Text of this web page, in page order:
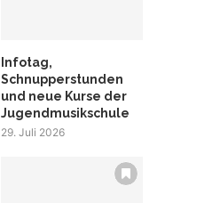
Infotag,
Schnupperstunden
und neue Kurse der
Jugendmusikschule
29. Juli 2026